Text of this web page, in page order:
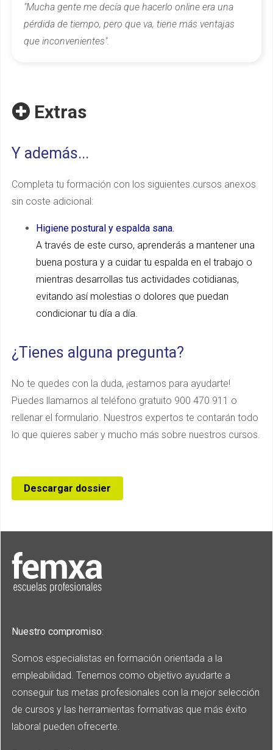
"Mucha gente me decía que hacerlo online era una
pérdida de tiempo, pero que va, tiene más ventajas
que inconvenientes".
Extras
Y además...
Completa tu formación con los siguientes cursos anexos
sin coste adicional:
Higiene postural y espalda sana.
A través de este curso, aprenderás a mantener una
buena postura y a cuidar tu espalda en el trabajo o
mientras desarrollas tus actividades cotidianas,
evitando así molestias o dolores que puedan
condicionar tu día a día.
¿Tienes alguna pregunta?
No te quedes con la duda, ¡estamos para ayudarte!
Puedes llamarnos al teléfono gratuito 900 470 911 o
rellenar el formulario. Nuestros expertos te contarán todo
lo que quieres saber y mucho más sobre nuestros cursos.
Descargar dossier
Nuestro compromiso:
Somos especialistas en formación orientada a la
empleabilidad. Tenemos como objetivo ayudarte a
conseguir tus metas profesionales con la mejor selección
de cursos y las herramientas formativas que más éxito
laboral pueden ofrecerte.